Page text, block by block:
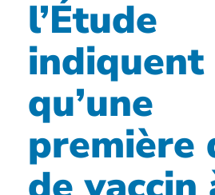
l’Étude
indiquent
qu’une
première